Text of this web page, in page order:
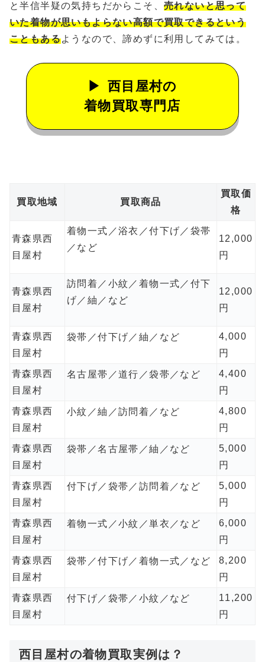
と半信半疑の気持ちだからこそ、 売れないと思って
いた着物が思いもよらない高額で買取できるという
こともあるようなので、諦めずに利用してみては。
西目屋村の
着物買取専門店
買取地域 買取商品
買取価
格
青森県西
目屋村
着物一式／浴衣／付下げ／袋帯
／など
12,000
円
青森県西
目屋村
訪問着／小紋／着物一式／付下
げ／紬／など
12,000
円
青森県西
目屋村
袋帯／付下げ／紬／など
4,000
円
青森県西
目屋村
名古屋帯／道行／袋帯／など
4,400
円
青森県西
目屋村
小紋／紬／訪問着／など
4,800
円
青森県西
目屋村
袋帯／名古屋帯／紬／など
5,000
円
青森県西
目屋村
付下げ／袋帯／訪問着／など
5,000
円
青森県西
目屋村
着物一式／小紋／単衣／など
6,000
円
青森県西
目屋村
袋帯／付下げ／着物一式／など
8,200
円
青森県西
目屋村
付下げ／袋帯／小紋／など
11,200
円
西目屋村の着物買取実例は？